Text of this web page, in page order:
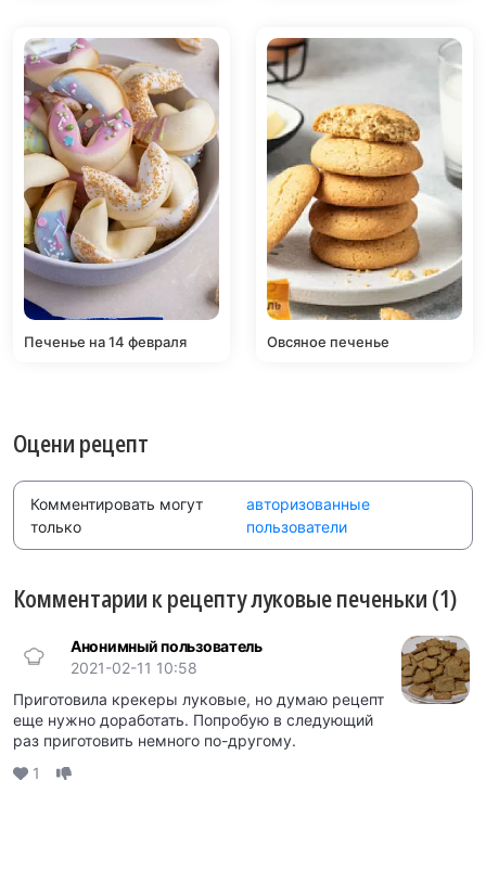
Печенье на 14 февраля Овсяное печенье
Оцени рецепт
Комментировать могут
только
авторизованные
пользователи
Комментарии к рецепту луковые печеньки (1)
Анонимный пользователь
2021-02-11 10:58
Приготовила крекеры луковые, но думаю рецепт
еще нужно доработать. Попробую в следующий
раз приготовить немного по-другому.
1